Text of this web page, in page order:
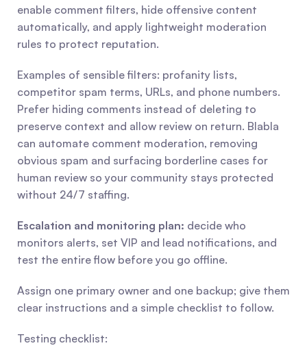
enable comment filters, hide offensive content
automatically, and apply lightweight moderation
rules to protect reputation.
Examples of sensible filters: profanity lists,
competitor spam terms, URLs, and phone numbers.
Prefer hiding comments instead of deleting to
preserve context and allow review on return. Blabla
can automate comment moderation, removing
obvious spam and surfacing borderline cases for
human review so your community stays protected
without 24/7 staffing.
Escalation and monitoring plan: decide who
monitors alerts, set VIP and lead notifications, and
test the entire flow before you go offline.
Assign one primary owner and one backup; give them
clear instructions and a simple checklist to follow.
Testing checklist: